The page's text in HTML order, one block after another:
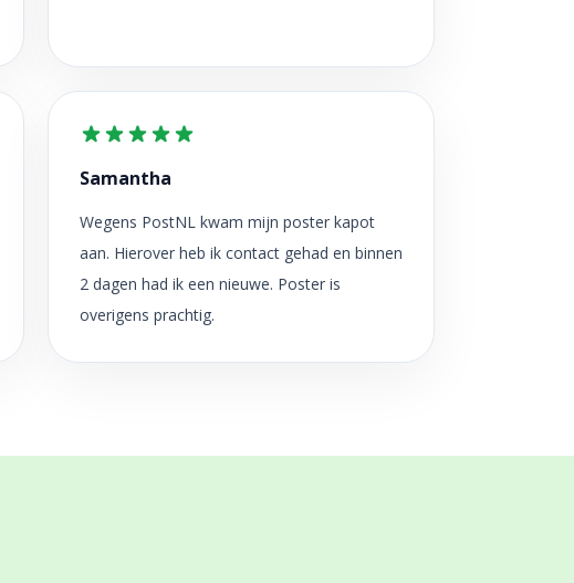
Samantha
Wegens PostNL kwam mijn poster kapot
aan. Hierover heb ik contact gehad en binnen
2 dagen had ik een nieuwe. Poster is
overigens prachtig.